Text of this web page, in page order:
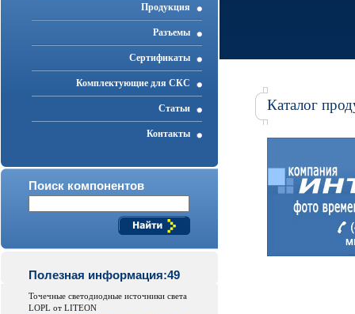
Продукция
Разъемы
Cертификаты
Комплектующие для СКС
Статьи
Контакты
Поиск компонентов
Полезная информация:49
Точечные светодиодные источники света
LOPL от LITEON
Каталог